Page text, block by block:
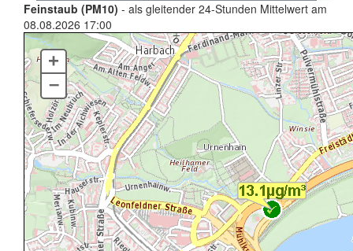
Feinstaub (PM10) - als gleitender 24-Stunden Mittelwert am
08.08.2026 17:00
+
–